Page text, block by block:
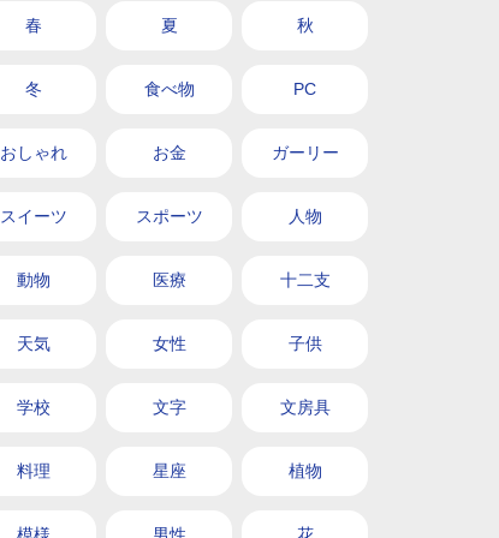
春 夏 秋
冬 食べ物 PC
おしゃれ お金 ガーリー
スイーツ スポーツ 人物
動物 医療 十二支
天気 女性 子供
学校 文字 文房具
料理 星座 植物